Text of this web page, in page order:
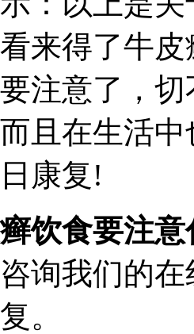
来得了牛
注意了，
且在生活
康复!
饮食要注意
询我们的
。